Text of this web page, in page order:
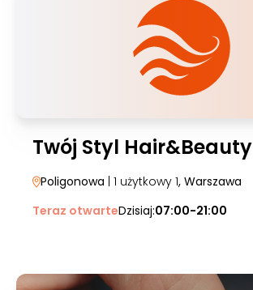
Twój Styl Hair&Beauty
Poligonowa | 1 użytkowy 1, Warszawa
Teraz otwarteDzisiaj:07:00-21:00